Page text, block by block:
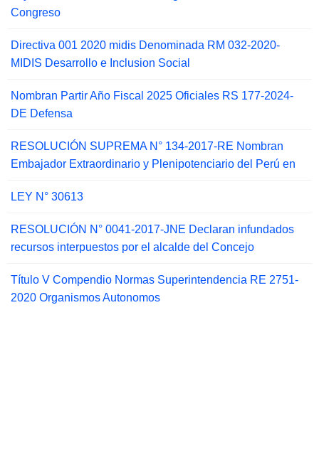
Congreso
Directiva 001 2020 midis Denominada RM 032-2020-
MIDIS Desarrollo e Inclusion Social
Nombran Partir Año Fiscal 2025 Oficiales RS 177-2024-
DE Defensa
RESOLUCIÓN SUPREMA N° 134-2017-RE Nombran
Embajador Extraordinario y Plenipotenciario del Perú en
LEY N° 30613
RESOLUCIÓN N° 0041-2017-JNE Declaran infundados
recursos interpuestos por el alcalde del Concejo
Título V Compendio Normas Superintendencia RE 2751-
2020 Organismos Autonomos